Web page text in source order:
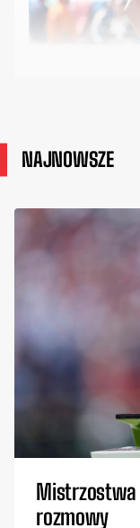
NAJNOWSZE
Mistrzostwa
rozmowy